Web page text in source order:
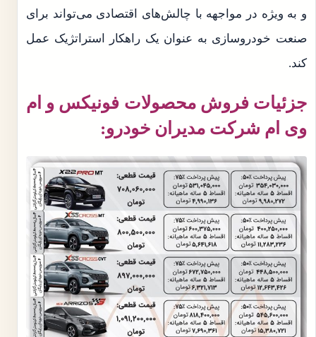
و به ویژه در مواجهه با چالش‌های اقتصادی می‌تواند برای
صنعت خودروسازی به عنوان یک راهکار استراتژیک عمل
کند.
جزئیات فروش محصولات فونیکس و ام
وی ام شرکت مدیران خودرو: